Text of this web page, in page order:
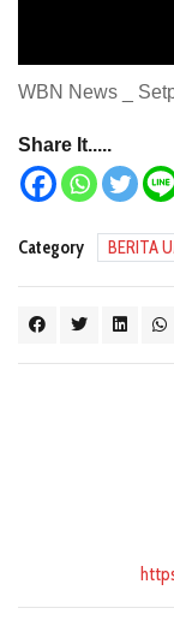
WBN News _
Share It.....
Category BERITA